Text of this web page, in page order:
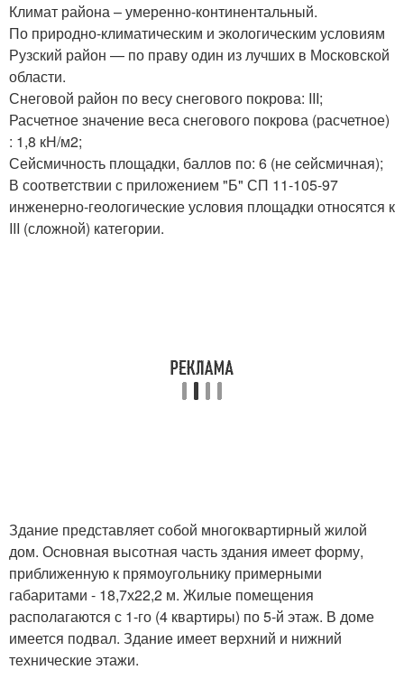
Климат района – умеренно-континентальный.
По природно-климатическим и экологическим условиям
Рузский район — по праву один из лучших в Московской
области.
Снеговой район по весу снегового покрова: III;
Расчетное значение веса снегового покрова (расчетное)
: 1,8 кН/м2;
Сейсмичность площадки, баллов по: 6 (не cейсмичная);
В соответствии с приложением "Б" СП 11-105-97
инженерно-геологические условия площадки относятся к
III (сложной) категории.
Здание представляет собой многоквартирный жилой
дом. Основная высотная часть здания имеет форму,
приближенную к прямоугольнику примерными
габаритами - 18,7х22,2 м. Жилые помещения
располагаются с 1-го (4 квартиры) по 5-й этаж. В доме
имеется подвал. Здание имеет верхний и нижний
технические этажи.